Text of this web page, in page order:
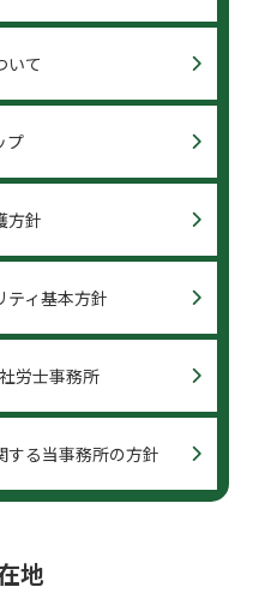
いて
プ
方針
ティ基本方針
労士事務所
する当事務所の方針
地